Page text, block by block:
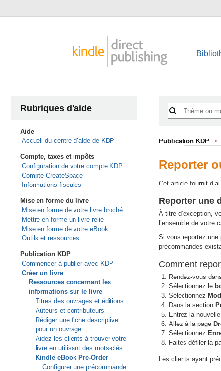
Rubriques d'aide
Aide
Accueil du centre d’aide de KDP
Compte, taxes et impôts
Configuration de votre compte KDP
Compte CreateSpace
Informations fiscales
Mise en forme du livre
Mise en forme de votre livre broché
Mettre en forme un livre relié
Mise en forme de votre eBook
Outils et ressources
Publication KDP
Commencer à publier avec KDP
Créer un livre
Ressources concernant les
informations sur le livre
Titres des ouvrages et éditions
Auteurs et contributeurs
Rédiger une fiche descriptive
pour un ouvrage
Aidez les clients à trouver votre
livre en utilisant des mots-clés
Kindle eBook Pre-Order
Configurer une précommande
Publication KDP
Reporter
Cet article fournit
Reporter une
À titre d’exception,
l’ensemble de votre
Si vous reportez une
précommandes
Comment
Rendez-vous
Sélectionnez le
Sélectionnez
Dans la section
Entrez la
Allez à la page
Sélectionnez
Faites défiler la
Les clients ayant